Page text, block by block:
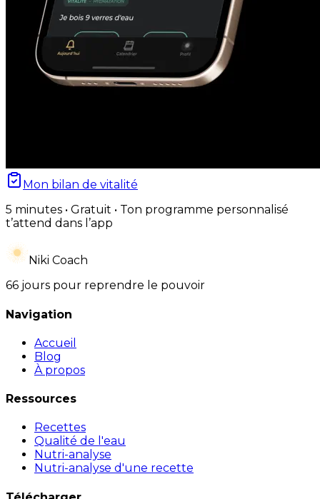
Mon bilan de vitalité
5 minutes • Gratuit • Ton programme personnalisé
t’attend dans l’app
Niki Coach
66 jours pour reprendre le pouvoir
Navigation
Accueil
Blog
À propos
Ressources
Recettes
Qualité de l'eau
Nutri-analyse
Nutri-analyse d'une recette